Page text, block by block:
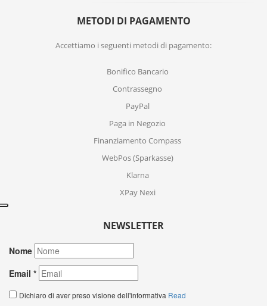
METODI DI PAGAMENTO
Accettiamo i seguenti metodi di pagamento:
Bonifico Bancario
Contrassegno
PayPal
Paga in Negozio
Finanziamento Compass
WebPos (Sparkasse)
Klarna
XPay Nexi
NEWSLETTER